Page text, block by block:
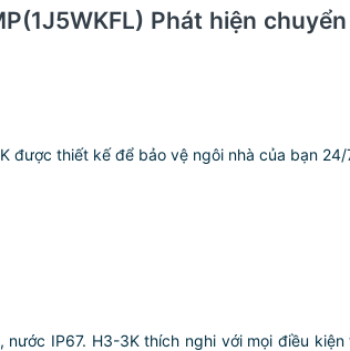
Phát hiện
được thiết kế để bảo vệ ngôi nhà của bạn
IP67. H3-3K thích nghi với mọi điều